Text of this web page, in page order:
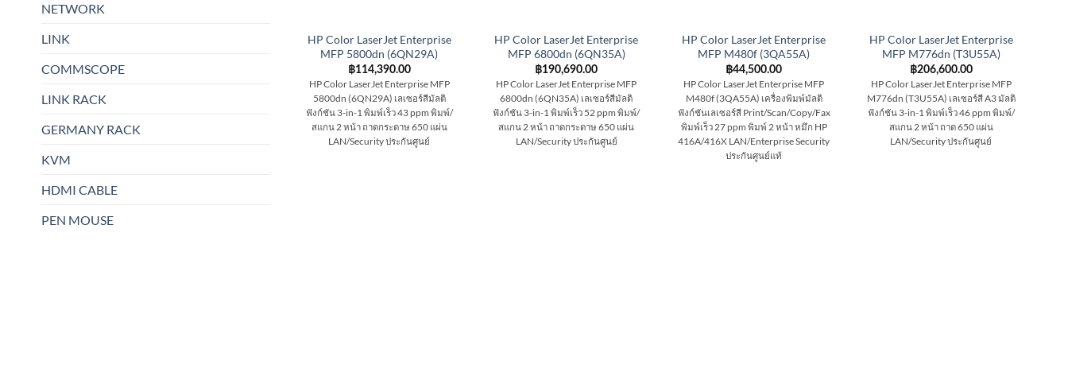
NETWORK
LINK
COMMSCOPE
LINK RACK
GERMANY RACK
KVM
HDMI CABLE
PEN MOUSE
HP Color LaserJet Enterprise
MFP 5800dn (6QN29A)
฿114,390.00
HP Color LaserJet Enterprise MFP
5800dn (6QN29A) เลเซอร์สีมัลติ
ฟังก์ชัน 3-in-1 พิมพ์เร็ว 43 ppm พิมพ์/
สแกน 2 หน้า ถาดกระดาษ 650 แผ่น
LAN/Security ประกันศูนย์
HP Color LaserJet Enterprise
MFP 6800dn (6QN35A)
฿190,690.00
HP Color LaserJet Enterprise MFP
6800dn (6QN35A) เลเซอร์สีมัลติ
ฟังก์ชัน 3-in-1 พิมพ์เร็ว 52 ppm พิมพ์/
สแกน 2 หน้า ถาดกระดาษ 650 แผ่น
LAN/Security ประกันศูนย์
HP Color LaserJet Enterprise
MFP M480f (3QA55A)
฿44,500.00
HP Color LaserJet Enterprise MFP
M480f (3QA55A) เครื่องพิมพ์มัลติ
ฟังก์ชันเลเซอร์สี Print/Scan/Copy/Fax
พิมพ์เร็ว 27 ppm พิมพ์ 2 หน้า หมึก HP
416A/416X LAN/Enterprise Security
ประกันศูนย์แท้
HP Color LaserJet Enterprise
MFP M776dn (T3U55A)
฿206,600.00
HP Color LaserJet Enterprise MFP
M776dn (T3U55A) เลเซอร์สี A3 มัลติ
ฟังก์ชัน 3-in-1 พิมพ์เร็ว 46 ppm พิมพ์/
สแกน 2 หน้า ถาด 650 แผ่น
LAN/Security ประกันศูนย์